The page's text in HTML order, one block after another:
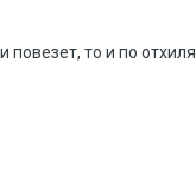
повезет, то и по